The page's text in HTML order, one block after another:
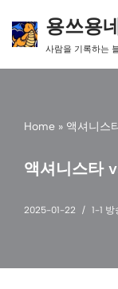
콘
용쓰용
사람을 기록하는
Home » 액셔니스
액셔니스타
2025-01-22 1-1 방